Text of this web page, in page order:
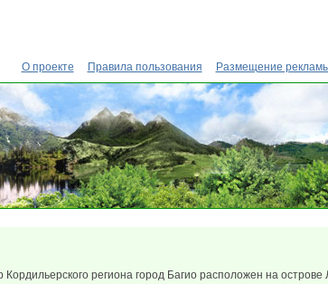
О проекте
Правила пользования Размещение
региона город Багио расположен на